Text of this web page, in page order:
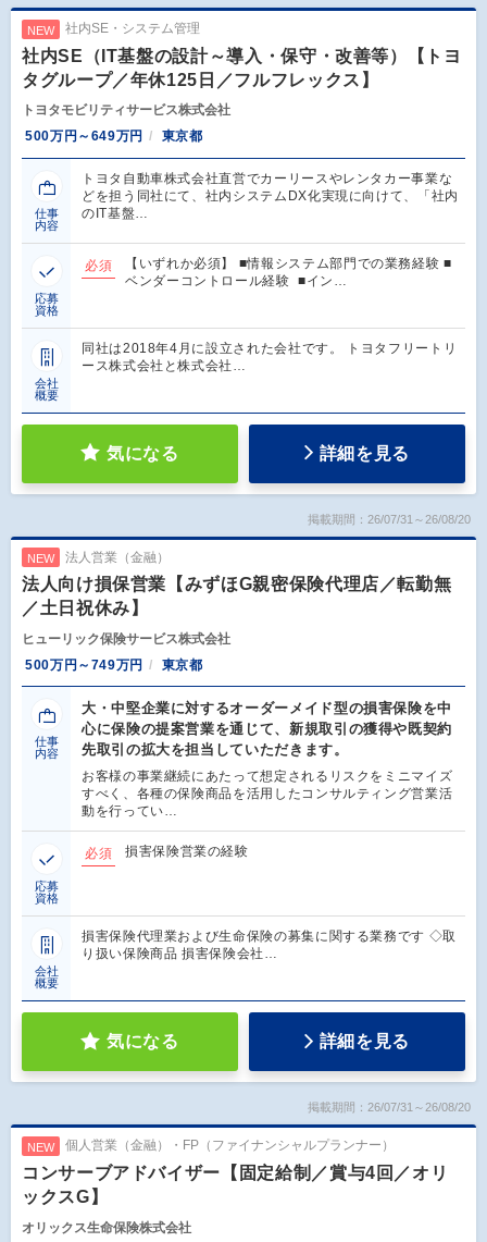
NEW 社内SE・システム管理
社内SE（IT基盤の設計～導入・保守・改善等）【トヨ
タグループ／年休125日／フルフレックス】
トヨタモビリティサービス株式会社
500万円～649万円
東京都
仕事
内容
トヨタ自動車株式会社直営でカーリースやレンタカー事業な
どを担う同社にて、社内システムDX化実現に向けて、「社内
のIT基盤…
応募
資格
必須
【いずれか必須】 ■情報システム部門での業務経験 ■
ベンダーコントロール経験 ■イン…
会社
概要
同社は2018年4月に設立された会社です。 トヨタフリートリ
ース株式会社と株式会社…
気になる 詳細を見る
掲載期間：26/07/31～26/08/20
NEW 法人営業（金融）
法人向け損保営業【みずほG親密保険代理店／転勤無
／土日祝休み】
ヒューリック保険サービス株式会社
500万円～749万円
東京都
仕事
内容
大・中堅企業に対するオーダーメイド型の損害保険を中
心に保険の提案営業を通じて、新規取引の獲得や既契約
先取引の拡大を担当していただきます。
お客様の事業継続にあたって想定されるリスクをミニマイズ
すべく、各種の保険商品を活用したコンサルティング営業活
動を行ってい…
応募
資格
必須 損害保険営業の経験
会社
概要
損害保険代理業および生命保険の募集に関する業務です ◇取
り扱い保険商品 損害保険会社…
気になる 詳細を見る
掲載期間：26/07/31～26/08/20
NEW 個人営業（金融）・FP（ファイナンシャルプランナー）
コンサーブアドバイザー【固定給制／賞与4回／オリ
ックスG】
オリックス生命保険株式会社